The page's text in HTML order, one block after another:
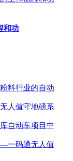
和功